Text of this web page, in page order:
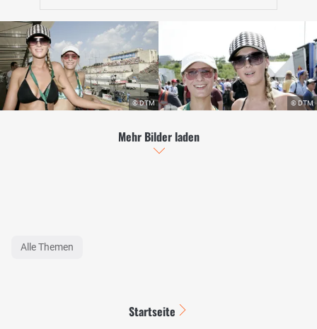
Mehr Bilder laden
Alle Themen
Startseite